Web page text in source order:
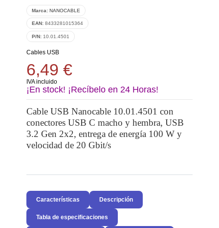
Marca: NANOCABLE
EAN: 8433281015364
P/N: 10.01.4501
Cables USB
6,49 €
IVA incluido
¡En stock! ¡Recíbelo en 24 Horas!
Cable USB Nanocable 10.01.4501 con
conectores USB C macho y hembra, USB
3.2 Gen 2x2, entrega de energía 100 W y
velocidad de 20 Gbit/s
Características Descripción
Tabla de especificaciones